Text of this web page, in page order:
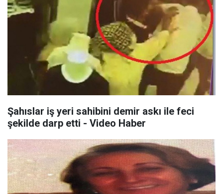
Şahıslar iş yeri sahibini demir askı ile feci
şekilde darp etti - Video Haber